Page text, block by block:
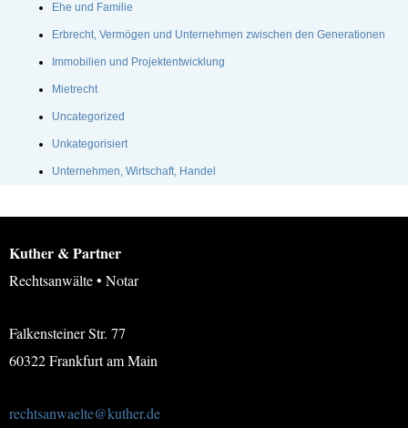
Ehe und Familie
Erbrecht, Vermögen und Unternehmen zwischen den Generationen
Immobilien und Projektentwicklung
Mietrecht
Uncategorized
Unkategorisiert
Unternehmen, Wirtschaft, Handel
Kuther & Partner
Rechtsanwälte • Notar
Falkensteiner Str. 77
60322 Frankfurt am Main
rechtsanwaelte@kuther.de